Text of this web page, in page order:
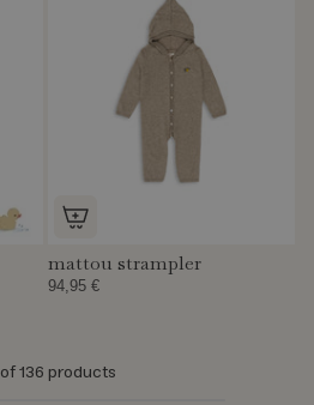
mattou strampler
94,95 €
of 136 products